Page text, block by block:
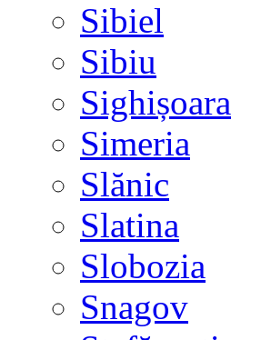
Sibiel
Sibiu
Sighișoara
Simeria
Slănic
Slatina
Slobozia
Snagov